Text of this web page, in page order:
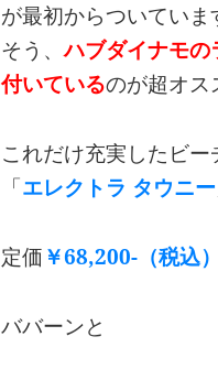
が最初からついていま
そう、ハブダイナモ
付いているのが超オス
これだけ充実したビ
「エレクトラ タウニー
定価￥68,200-（税込）
ババーンと